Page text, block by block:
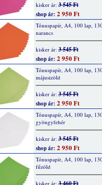
kisker ár: 3 545 Ft
shop ár: 2 950 Ft
Tónuspapír, A4, 100 lap,
narancs
kisker ár: 3 545 Ft
shop ár: 2 950 Ft
Tónuspapír, A4, 100 lap,
májusizöld
kisker ár: 3 545 Ft
shop ár: 2 950 Ft
Tónuspapír, A4, 100 lap,
gyöngyfehér
kisker ár: 3 545 Ft
shop ár: 2 950 Ft
Tónuspapír, A4, 100 lap,
fűzöld
kisker ár: 3 460 Ft